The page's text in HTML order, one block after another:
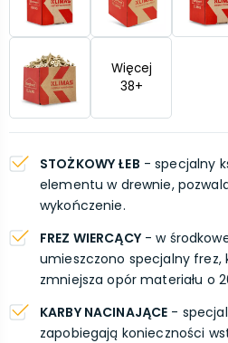
Więcej
38+
STOŻKOWY ŁEB - specjalny
elementu w drewnie,
wykończenie.
FREZ WIERCĄCY- w
umieszczono specjalny frez,
zmniejsza opór materiału o
KARBY NACINAJĄCE -
zapobiegają konieczności